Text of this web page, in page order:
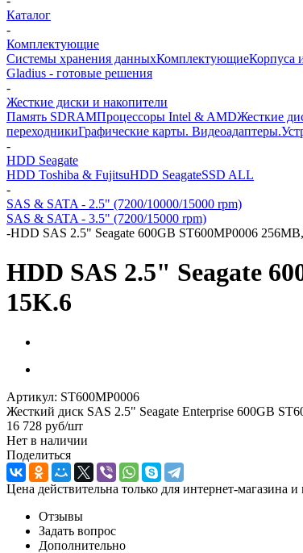
Каталог
-
Комплектующие
Системы хранения данныхКомплектующиеКорпуса
Gladius - готовые решения
-
Жесткие диски и накопители
Память SDRAMПроцессоры Intel & AMDЖесткие
переходникиГрафические карты. Видеоадаптеры.
-
HDD Seagate
HDD Toshiba & FujitsuHDD SeagateSSD ALL
-
SAS & SATA - 2.5" (7200/10000/15000 rpm)
SAS & SATA - 3.5" (7200/15000 rpm)
-HDD SAS 2.5" Seagate 600GB ST600MP0006
HDD SAS 2.5" Seagate
15K.6
Артикул: ST600MP0006
Жесткий диск SAS 2.5" Seagate Enterprise 600GB
16 728 руб/шт
Нет в наличии
Поделиться
Цена действительна только для интернет-магазина
Отзывы
Задать вопрос
Дополнительно